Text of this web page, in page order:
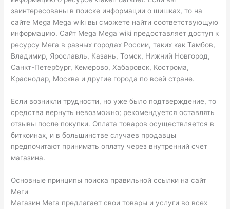
заинтересованы в поиске информации о шишках, то на
сайте Mega Mega wiki вы сможете найти соответствующую
информацию. Сайт Mega Mega wiki предоставляет доступ к
ресурсу Мега в разных городах России, таких как Тамбов,
Владимир, Ярославль, Казань, Томск, Нижний Новгород,
Санкт-Петербург, Кемерово, Хабаровск, Кострома,
Краснодар, Москва и другие города по всей стране.
Если возникли трудности, но уже было подтверждение, то
средства вернуть невозможно; рекомендуется оставлять
отзывы после покупки. Оплата товаров осуществляется в
биткоинах, и в большинстве случаев продавцы
предпочитают принимать оплату через внутренний счет
магазина.
Основные принципы поиска правильной ссылки на сайт
Меги
Магазин Мега предлагает свои товары и услуги во всех